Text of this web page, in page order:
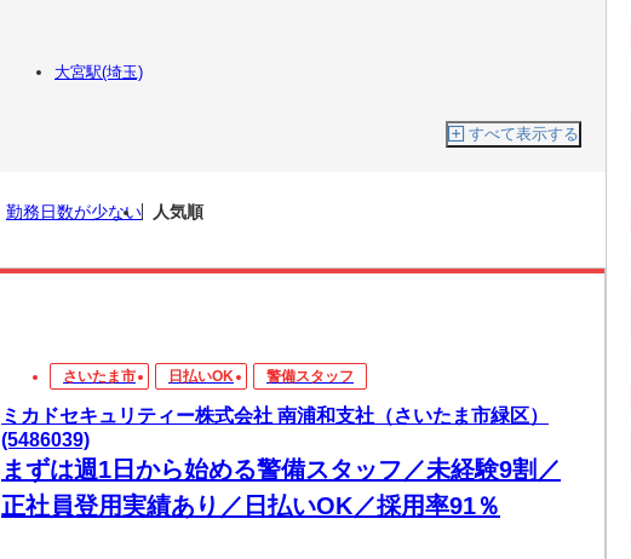
大宮駅(埼玉)
すべて表示する
勤務日数が少ない 人気順
さいたま市 日払いOK 警備スタッフ
ミカドセキュリティー株式会社 南浦和支社（さいたま市緑区）
(5486039)
まずは週1日から始める警備スタッフ／未経験9割／
正社員登用実績あり／日払いOK／採用率91％